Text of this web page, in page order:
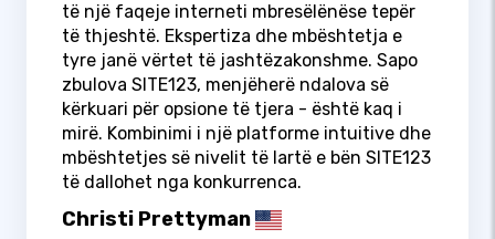
të një faqeje interneti mbresëlënëse tepër
të thjeshtë. Ekspertiza dhe mbështetja e
tyre janë vërtet të jashtëzakonshme. Sapo
zbulova SITE123, menjëherë ndalova së
kërkuari për opsione të tjera - është kaq i
mirë. Kombinimi i një platforme intuitive dhe
mbështetjes së nivelit të lartë e bën SITE123
të dallohet nga konkurrenca.
Christi Prettyman